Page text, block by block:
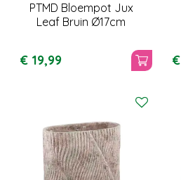
PTMD Bloempot Jux
Leaf Bruin Ø17cm
€ 19,99 €